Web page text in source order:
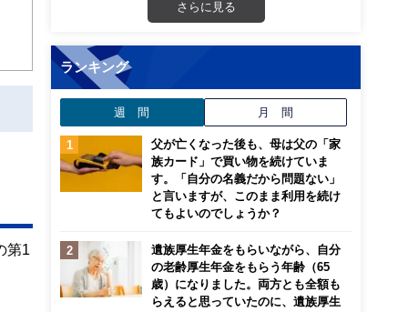
第1
さらに見る
ランキング
週 間 月 間
父が亡くなった後も、母は父の「家
族カード」で買い物を続けていま
す。「自分の名義だから問題ない」
と言いますが、このまま利用を続け
てもよいのでしょうか？
遺族厚生年金をもらいながら、自分
の老齢厚生年金をもらう年齢（65
歳）になりました。両方とも全額も
らえると思っていたのに、遺族厚生